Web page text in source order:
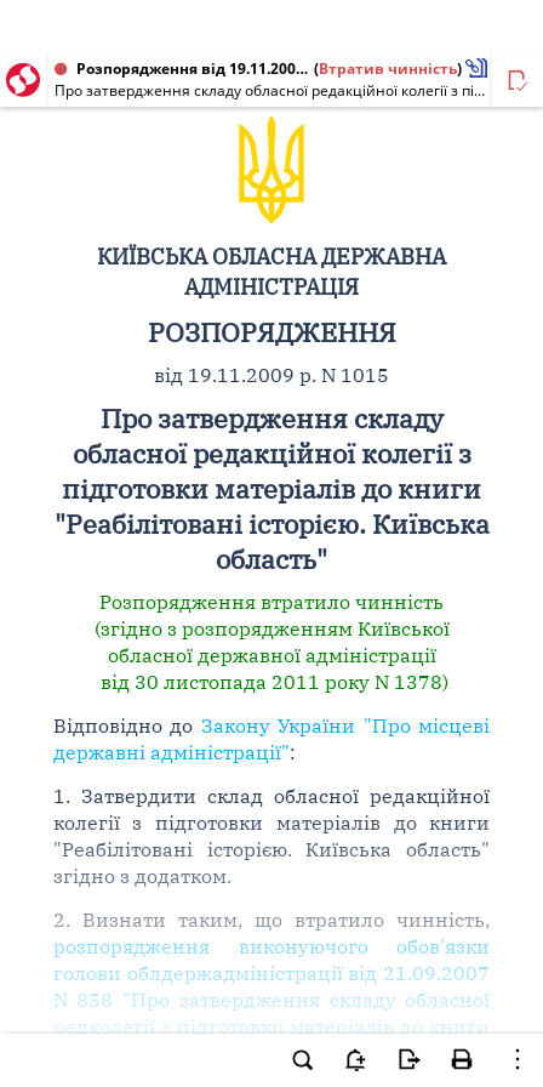
Розпорядження від 19.11.2009 № 1015 (Втратив чинність)
Про затвердження складу обласної редакційної колегії з підготовки матеріалів до книги "Реабілітовані історією. Київська область"
КИЇВСЬКА ОБЛАСНА ДЕРЖАВНА
АДМІНІСТРАЦІЯ
РОЗПОРЯДЖЕННЯ
від 19.11.2009 р. N 1015
Про затвердження складу
обласної редакційної колегії з
підготовки матеріалів до книги
"Реабілітовані історією. Київська
область"
Розпорядження втратило чинність
(згідно з розпорядженням Київської
обласної державної адміністрації
від 30 листопада 2011 року N 1378)
Відповідно до Закону України "Про місцеві
державні адміністрації":
1. Затвердити склад обласної редакційної
колегії з підготовки матеріалів до книги
"Реабілітовані історією. Київська область"
згідно з додатком.
2. Визнати таким, що втратило чинність,
розпорядження виконуючого обов'язки
голови облдержадміністрації від 21.09.2007
N 858 "Про затвердження складу обласної
редколегії з підготовки матеріалів до книги
"Реабілітовані історією. Київська